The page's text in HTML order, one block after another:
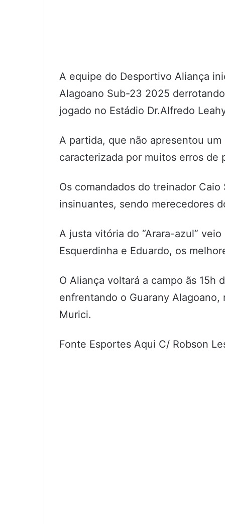
A equipe do Desportivo Aliança
Alagoano Sub-23 2025
jogado no Estádio Dr.Alfredo
A partida, que não apresentou
caracterizada por muitos erros de
Os comandados do treinador
insinuantes, sendo merecedores
A justa vitória do “Arara-azul”
Esquerdinha e Eduardo, os
O Aliança voltará a campo ãs 15h
enfrentando o Guarany
Murici.
Fonte Esportes Aqui C/ Robson